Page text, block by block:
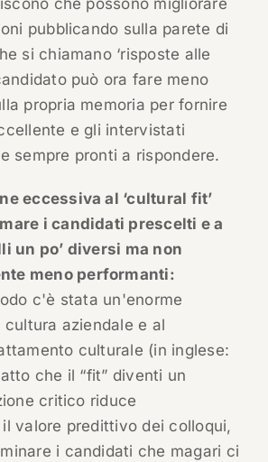
che possono migliorare
pubblicando sulla parete di
si chiamano ‘risposte alle
può ora fare meno
propria memoria per fornire
e gli intervistati
sempre pronti a rispondere.
eccessiva al ‘cultural fit’
i candidati prescelti e a
un po’ diversi ma non
meno performanti:
c'è stata un'enorme
aziendale e al
culturale (in inglese:
che il “fit” diventi un
critico riduce
valore predittivo dei colloqui,
i candidati che magari ci